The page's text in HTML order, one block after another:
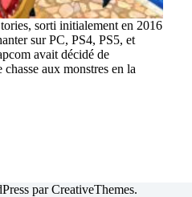
sorti initialement en 2016
sur PC, PS4, PS5, et
avait décidé de
aux monstres en la
parCreativeThemes.